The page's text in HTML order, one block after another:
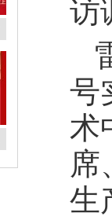
访
号
术
席
生